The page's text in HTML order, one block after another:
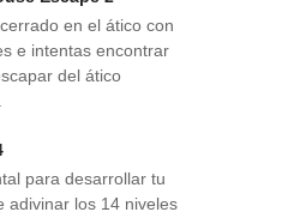
en el ático con
e intentas encontrar
del ático
para desarrollar tu
adivinar los 14 niveles